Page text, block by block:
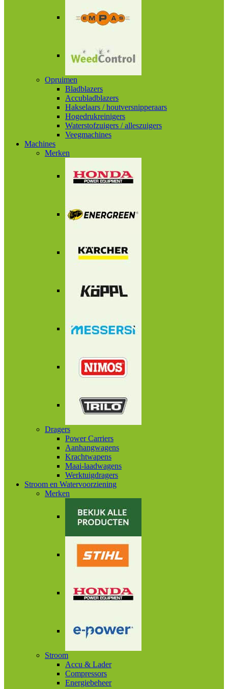
Opruimen
Bladblazers
Accubladblazers
Hakselaars / houtversnipperaars
Hogedrukreinigers
Waterstofzuigers / alleszuigers
Veegmachines
Machines
Merken
Dragers
Power Carriers
Aanhangwagens
Krachtwapens
Maai-laadwagens
Werktuigdragers
Stroom en Watervoorziening
Merken
Stroom
Accu & Lader
Compressors
Energiebeheer